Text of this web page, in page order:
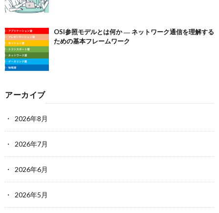
OSI参照モデルとは何か ― ネットワーク通信を理解する
ための基本フレームワーク
アーカイブ
2026年8月
2026年7月
2026年6月
2026年5月